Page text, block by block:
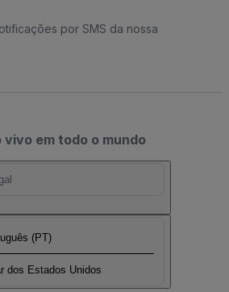
por SMS da nossa
vivo em todo o mundo
(PT)
dos Estados Unidos